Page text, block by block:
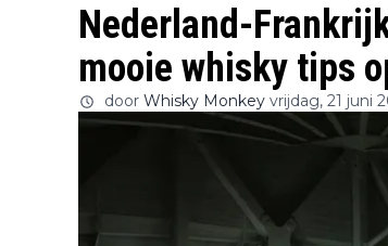
Nederland-
mooie whisky tips
door Whisky Monkey vrijdag, 21 juni